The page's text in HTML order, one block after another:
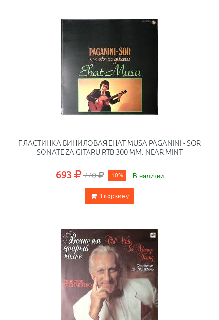
ПЛАСТИНКА ВИНИЛОВАЯ EHAT MUSA PAGANINI - SOR
SONATE ZA GITARU RTB 300 ММ. NEAR MINT
693 770 10% В наличии
В корзину